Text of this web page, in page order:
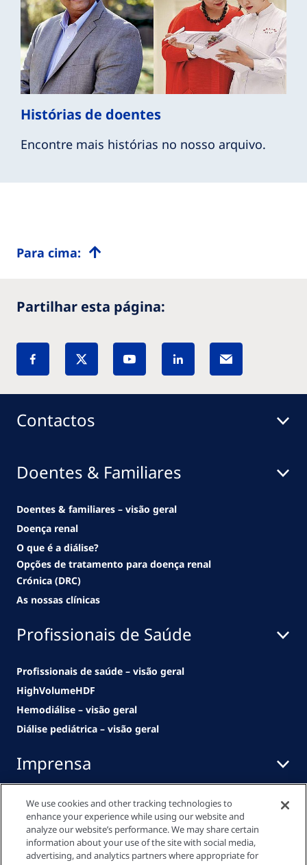
Histórias de doentes
Encontre mais histórias no nosso arquivo.
Para cima:
Partilhar esta página:
Doentes & Familiares
Doentes & familiares – visão geral
Doença renal
O que é a diálise?
Opções de tratamento para doença renal
Crónica (DRC)
As nossas clínicas
Profissionais de Saúde
Profissionais de saúde – visão geral
HighVolumeHDF
Hemodiálise – visão geral
Diálise pediátrica – visão geral
Imprensa
História
Um modelo bem-sucedido produzido em
série
Contactos
We use cookies and other tracking technologies to
enhance your experience while using our website and
analyze our website’s performance. We may share certain
information about your use of the site with social media,
advertising, and analytics partners where appropriate for